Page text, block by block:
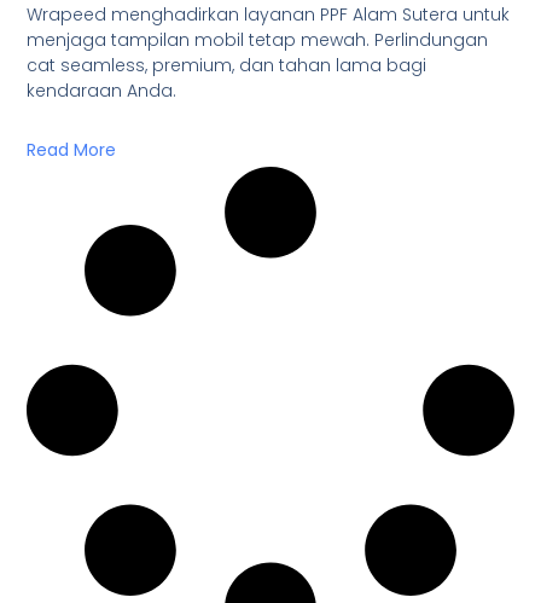
Wrapeed menghadirkan layanan PPF Alam Sutera untuk
menjaga tampilan mobil tetap mewah. Perlindungan
cat seamless, premium, dan tahan lama bagi
kendaraan Anda.
Read More